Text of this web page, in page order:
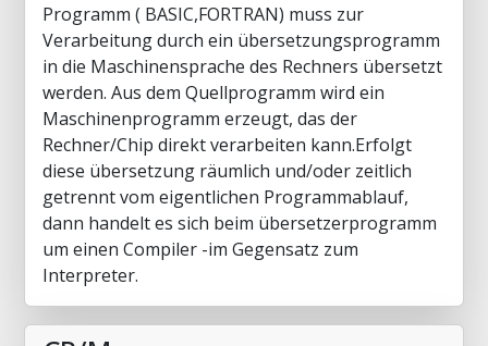
Programm ( BASIC,FORTRAN) muss zur
Verarbeitung durch ein übersetzungsprogramm
in die Maschinensprache des Rechners übersetzt
werden. Aus dem Quellprogramm wird ein
Maschinenprogramm erzeugt, das der
Rechner/Chip direkt verarbeiten kann.Erfolgt
diese übersetzung räumlich und/oder zeitlich
getrennt vom eigentlichen Programmablauf,
dann handelt es sich beim übersetzerprogramm
um einen Compiler -im Gegensatz zum
Interpreter.